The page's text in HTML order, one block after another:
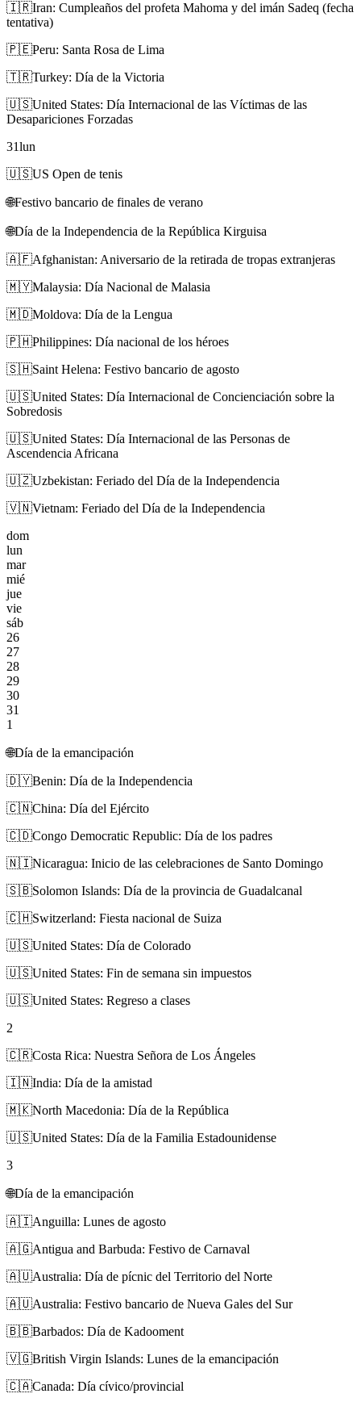
🇮🇷Iran: Cumpleaños del profeta Mahoma y del imán Sadeq (fecha
tentativa)
🇵🇪Peru: Santa Rosa de Lima
🇹🇷Turkey: Día de la Victoria
🇺🇸United States: Día Internacional de las Víctimas de las
Desapariciones Forzadas
31lun
🇺🇸US Open de tenis
🌐Festivo bancario de finales de verano
🌐Día de la Independencia de la República Kirguisa
🇦🇫Afghanistan: Aniversario de la retirada de tropas extranjeras
🇲🇾Malaysia: Día Nacional de Malasia
🇲🇩Moldova: Día de la Lengua
🇵🇭Philippines: Día nacional de los héroes
🇸🇭Saint Helena: Festivo bancario de agosto
🇺🇸United States: Día Internacional de Concienciación sobre la
Sobredosis
🇺🇸United States: Día Internacional de las Personas de
Ascendencia Africana
🇺🇿Uzbekistan: Feriado del Día de la Independencia
🇻🇳Vietnam: Feriado del Día de la Independencia
dom
lun
mar
mié
jue
vie
sáb
26
27
28
29
30
31
1
🌐Día de la emancipación
🇩🇾Benin: Día de la Independencia
🇨🇳China: Día del Ejército
🇨🇩Congo Democratic Republic: Día de los padres
🇳🇮Nicaragua: Inicio de las celebraciones de Santo Domingo
🇸🇧Solomon Islands: Día de la provincia de Guadalcanal
🇨🇭Switzerland: Fiesta nacional de Suiza
🇺🇸United States: Día de Colorado
🇺🇸United States: Fin de semana sin impuestos
🇺🇸United States: Regreso a clases
2
🇨🇷Costa Rica: Nuestra Señora de Los Ángeles
🇮🇳India: Día de la amistad
🇲🇰North Macedonia: Día de la República
🇺🇸United States: Día de la Familia Estadounidense
3
🌐Día de la emancipación
🇦🇮Anguilla: Lunes de agosto
🇦🇬Antigua and Barbuda: Festivo de Carnaval
🇦🇺Australia: Día de pícnic del Territorio del Norte
🇦🇺Australia: Festivo bancario de Nueva Gales del Sur
🇧🇧Barbados: Día de Kadooment
🇻🇬British Virgin Islands: Lunes de la emancipación
🇨🇦Canada: Día cívico/provincial